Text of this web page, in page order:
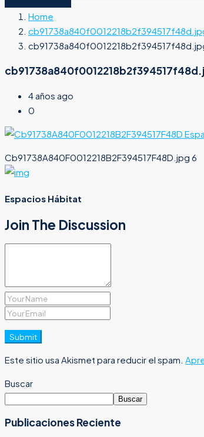
Home
4 años ago
0
Cb91738A840F0012218B2F394517F48D.jpg 6
Espacios Hábitat
Join The Discussion
Submit
Este sitio usa Akismet para reducir el spam.
Buscar
Buscar
Publicaciones Reciente